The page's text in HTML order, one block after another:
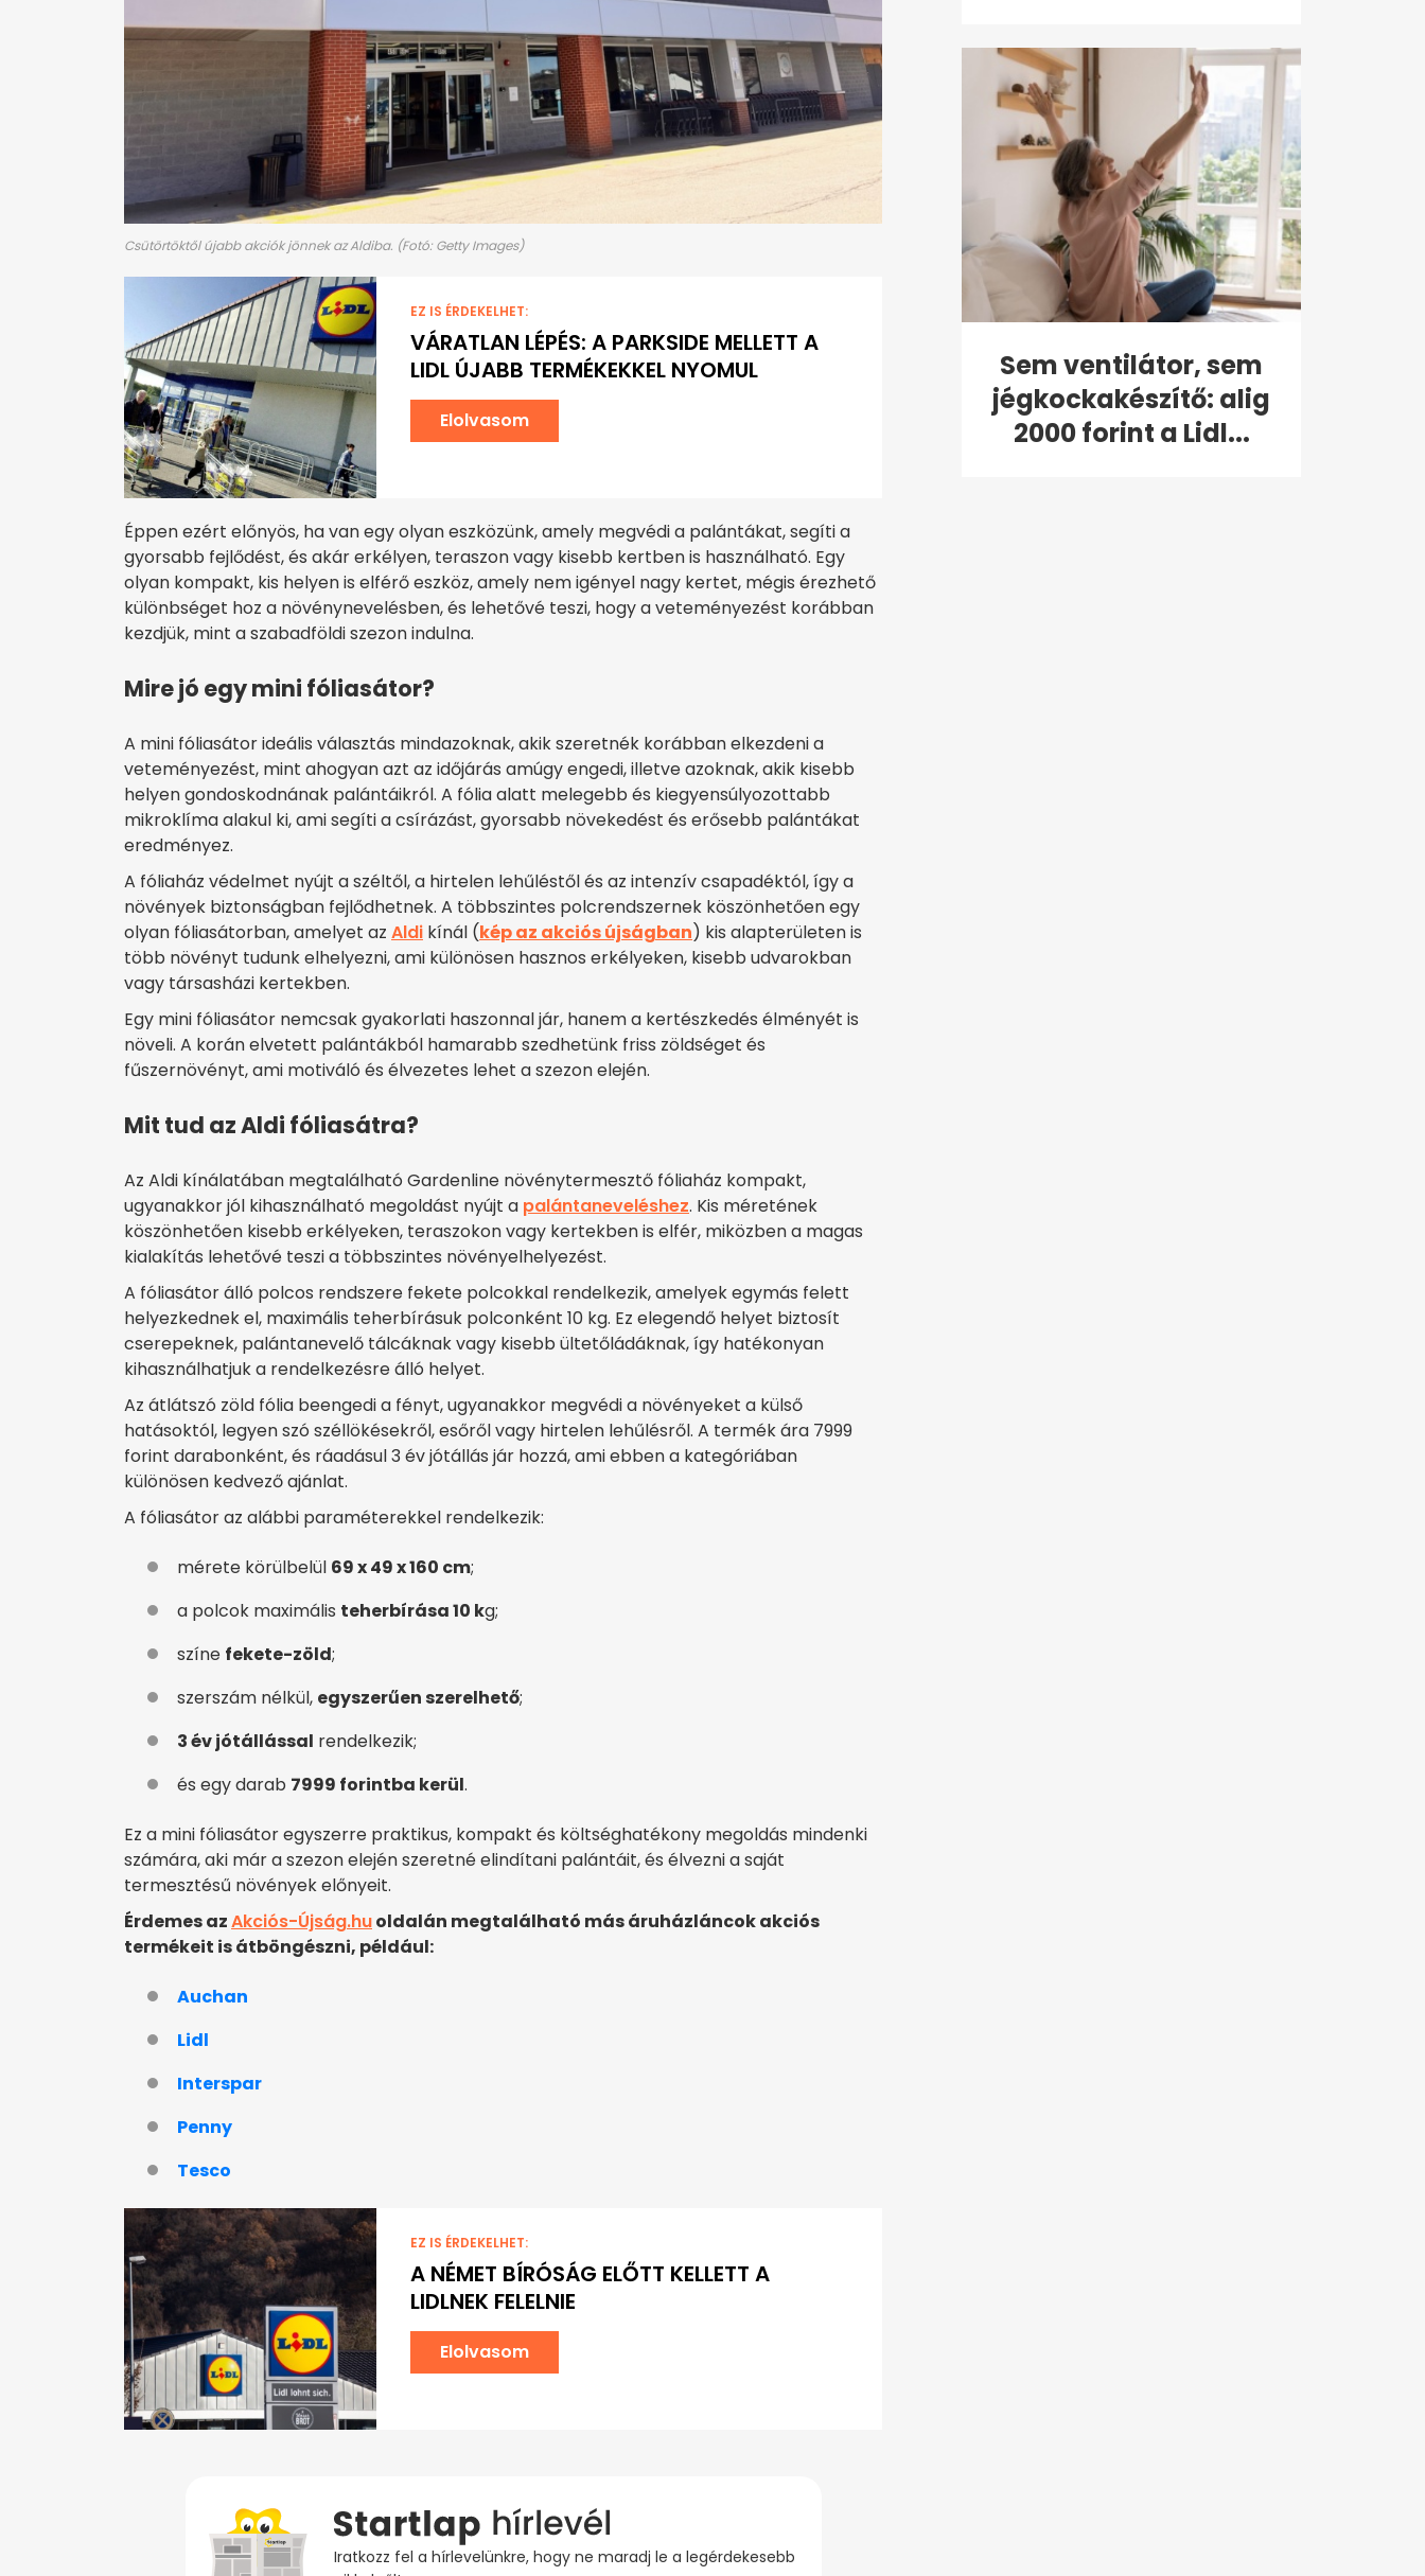
Csütörtöktől újabb akciók jönnek az Aldiba. (Fotó: Getty Images)
EZ IS ÉRDEKELHET:
VÁRATLAN LÉPÉS: A PARKSIDE MELLETT A
LIDL ÚJABB TERMÉKEKKEL NYOMUL
Elolvasom
Éppen ezért előnyös, ha van egy olyan eszközünk, amely megvédi a palántákat, segíti a
gyorsabb fejlődést, és akár erkélyen, teraszon vagy kisebb kertben is használható. Egy
olyan kompakt, kis helyen is elférő eszköz, amely nem igényel nagy kertet, mégis érezhető
különbséget hoz a növénynevelésben, és lehetővé teszi, hogy a veteményezést korábban
kezdjük, mint a szabadföldi szezon indulna.
Mire jó egy mini fóliasátor?
A mini fóliasátor ideális választás mindazoknak, akik szeretnék korábban elkezdeni a
veteményezést, mint ahogyan azt az időjárás amúgy engedi, illetve azoknak, akik kisebb
helyen gondoskodnának palántáikról. A fólia alatt melegebb és kiegyensúlyozottabb
mikroklíma alakul ki, ami segíti a csírázást, gyorsabb növekedést és erősebb palántákat
eredményez.
A fóliaház védelmet nyújt a széltől, a hirtelen lehűléstől és az intenzív csapadéktól, így a
növények biztonságban fejlődhetnek. A többszintes polcrendszernek köszönhetően egy
olyan fóliasátorban, amelyet az Aldi kínál (kép az akciós újságban) kis alapterületen is
több növényt tudunk elhelyezni, ami különösen hasznos erkélyeken, kisebb udvarokban
vagy társasházi kertekben.
Egy mini fóliasátor nemcsak gyakorlati haszonnal jár, hanem a kertészkedés élményét is
növeli. A korán elvetett palántákból hamarabb szedhetünk friss zöldséget és
fűszernövényt, ami motiváló és élvezetes lehet a szezon elején.
Mit tud az Aldi fóliasátra?
Az Aldi kínálatában megtalálható Gardenline növénytermesztő fóliaház kompakt,
ugyanakkor jól kihasználható megoldást nyújt a palántaneveléshez. Kis méretének
köszönhetően kisebb erkélyeken, teraszokon vagy kertekben is elfér, miközben a magas
kialakítás lehetővé teszi a többszintes növényelhelyezést.
A fóliasátor álló polcos rendszere fekete polcokkal rendelkezik, amelyek egymás felett
helyezkednek el, maximális teherbírásuk polconként 10 kg. Ez elegendő helyet biztosít
cserepeknek, palántanevelő tálcáknak vagy kisebb ültetőládáknak, így hatékonyan
kihasználhatjuk a rendelkezésre álló helyet.
Az átlátszó zöld fólia beengedi a fényt, ugyanakkor megvédi a növényeket a külső
hatásoktól, legyen szó széllökésekről, esőről vagy hirtelen lehűlésről. A termék ára 7999
forint darabonként, és ráadásul 3 év jótállás jár hozzá, ami ebben a kategóriában
különösen kedvező ajánlat.
A fóliasátor az alábbi paraméterekkel rendelkezik:
mérete körülbelül 69 x 49 x 160 cm;
a polcok maximális teherbírása 10 kg;
színe fekete-zöld;
szerszám nélkül, egyszerűen szerelhető;
3 év jótállással rendelkezik;
és egy darab 7999 forintba kerül.
Ez a mini fóliasátor egyszerre praktikus, kompakt és költséghatékony megoldás mindenki
számára, aki már a szezon elején szeretné elindítani palántáit, és élvezni a saját
termesztésű növények előnyeit.
Érdemes azAkciós-Újság.huoldalán megtalálható más áruházláncok akciós
termékeit is átböngészni, például:
Auchan
Lidl
Interspar
Penny
Tesco
EZ IS ÉRDEKELHET:
A NÉMET BÍRÓSÁG ELŐTT KELLETT A
LIDLNEK FELELNIE
Elolvasom
Iratkozz fel a hírlevelünkre, hogy ne maradj le a legérdekesebb
Sem ventilátor, sem
jégkockakészítő: alig
2000 forint a Lidl...